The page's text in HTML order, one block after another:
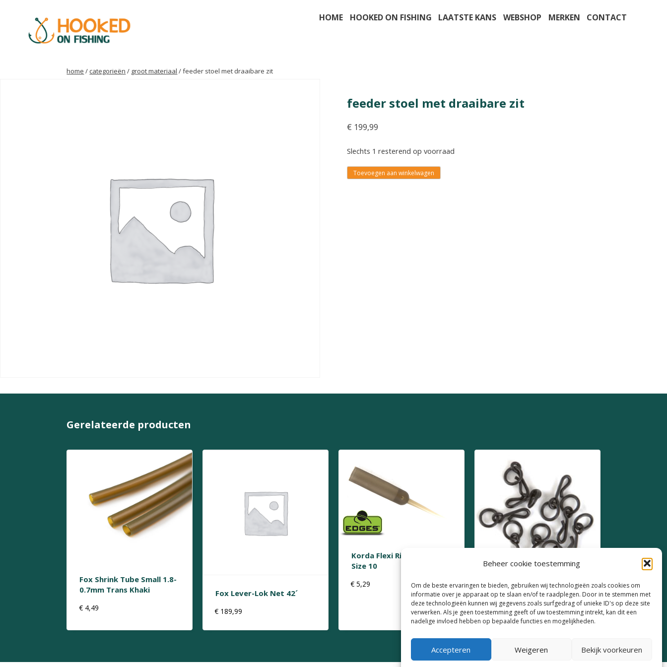
Beheer cookie toestemming
Om de beste ervaringen te bieden, gebruiken wij technologieën zoals cookies om
informatie over je apparaat op te slaan en/of te raadplegen. Door in te stemmen met
deze technologieën kunnen wij gegevens zoals surfgedrag of unieke ID's op deze site
verwerken. Als je geen toestemming geeft of uw toestemming intrekt, kan dit een
nadelige invloed hebben op bepaalde functies en mogelijkheden.
Accepteren Weigeren Bekijk voorkeuren
HOME HOOKED ON FISHING LAATSTE KANS WEBSHOP MERKEN CONTACT
home / categorieën / groot materiaal / feeder stoel met draaibare zit
feeder stoel met draaibare zit
€ 199,99
Slechts 1 resterend op voorraad
Toevoegen aan winkelwagen
Gerelateerde producten
Fox Shrink Tube Small 1.8-
0.7mm Trans Khaki
€4,49
Fox Lever-Lok Net 42´
€ 189,99
Korda Flexi Ring Swivels
Size 10
€ 5,29
Fox Kwik Change
€5,99